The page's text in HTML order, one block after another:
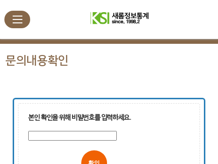
문의내용확인
본인 확인을 위해 비밀번호를 입력하세요.